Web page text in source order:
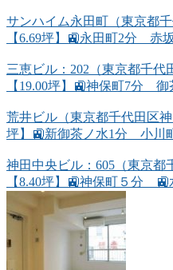
サンハイム永田町（東京都
【6.69坪】🚉永田町2分 赤
三恵ビル：202（東京都千代
【19.00坪】🚉神保町7分
荒井ビル（東京都千代田区
坪】🚉新御茶ノ水1分 小
神田中央ビル：605（東京都
【8.40坪】🚉神保町５分 🚉